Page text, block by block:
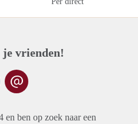
je vrienden!
ben op zoek naar een